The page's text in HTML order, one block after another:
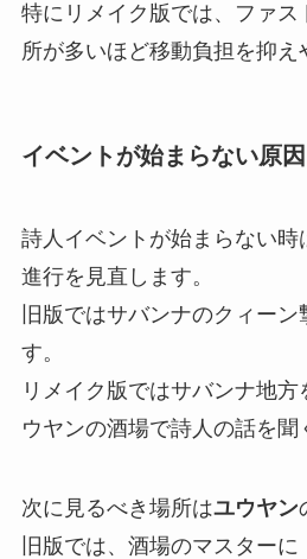
特にリメイク版では、ファス
所が多いほど移動負担を抑え
イベントが始まらない原因
詩人イベントが始まらない時
進行を見直します。
旧版ではサバンナのクィー
す。
リメイク版ではサバンナ地
ウヤンの酒場で詩人の話を聞
次に見るべき場所はユウヤン
旧版では、酒場のマスター